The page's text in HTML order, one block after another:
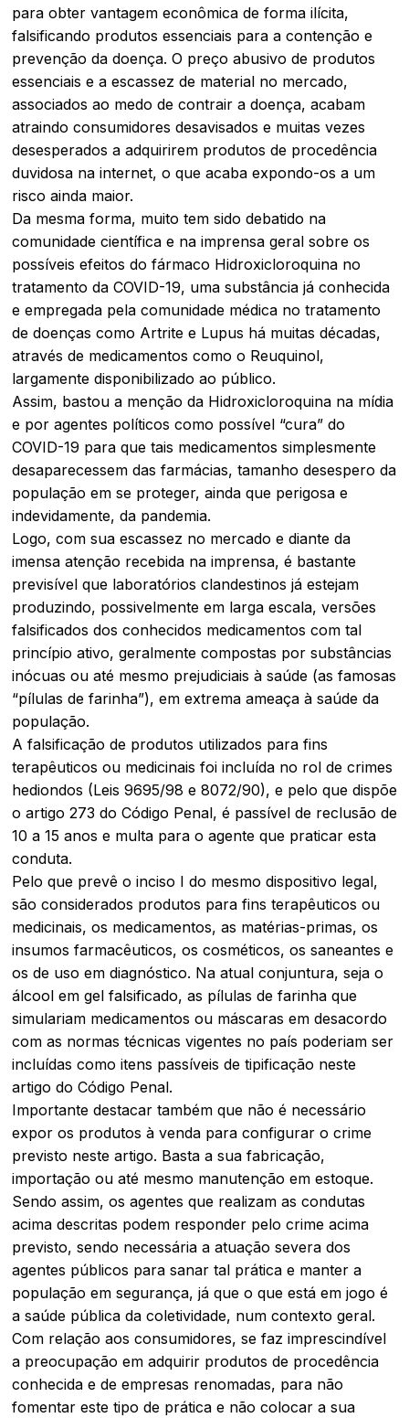
para obter vantagem econômica de forma ilícita,
falsificando produtos essenciais para a contenção e
prevenção da doença. O preço abusivo de produtos
essenciais e a escassez de material no mercado,
associados ao medo de contrair a doença, acabam
atraindo consumidores desavisados e muitas vezes
desesperados a adquirirem produtos de procedência
duvidosa na internet, o que acaba expondo-os a um
risco ainda maior.
Da mesma forma, muito tem sido debatido na
comunidade científica e na imprensa geral sobre os
possíveis efeitos do fármaco Hidroxicloroquina no
tratamento da COVID-19, uma substância já conhecida
e empregada pela comunidade médica no tratamento
de doenças como Artrite e Lupus há muitas décadas,
através de medicamentos como o Reuquinol,
largamente disponibilizado ao público.
Assim, bastou a menção da Hidroxicloroquina na mídia
e por agentes políticos como possível “cura” do
COVID-19 para que tais medicamentos simplesmente
desaparecessem das farmácias, tamanho desespero da
população em se proteger, ainda que perigosa e
indevidamente, da pandemia.
Logo, com sua escassez no mercado e diante da
imensa atenção recebida na imprensa, é bastante
previsível que laboratórios clandestinos já estejam
produzindo, possivelmente em larga escala, versões
falsificados dos conhecidos medicamentos com tal
princípio ativo, geralmente compostas por substâncias
inócuas ou até mesmo prejudiciais à saúde (as famosas
“pílulas de farinha”), em extrema ameaça à saúde da
população.
A falsificação de produtos utilizados para fins
terapêuticos ou medicinais foi incluída no rol de crimes
hediondos (Leis 9695/98 e 8072/90), e pelo que dispõe
o artigo 273 do Código Penal, é passível de reclusão de
10 a 15 anos e multa para o agente que praticar esta
conduta.
Pelo que prevê o inciso I do mesmo dispositivo legal,
são considerados produtos para fins terapêuticos ou
medicinais, os medicamentos, as matérias-primas, os
insumos farmacêuticos, os cosméticos, os saneantes e
os de uso em diagnóstico. Na atual conjuntura, seja o
álcool em gel falsificado, as pílulas de farinha que
simulariam medicamentos ou máscaras em desacordo
com as normas técnicas vigentes no país poderiam ser
incluídas como itens passíveis de tipificação neste
artigo do Código Penal.
Importante destacar também que não é necessário
expor os produtos à venda para configurar o crime
previsto neste artigo. Basta a sua fabricação,
importação ou até mesmo manutenção em estoque.
Sendo assim, os agentes que realizam as condutas
acima descritas podem responder pelo crime acima
previsto, sendo necessária a atuação severa dos
agentes públicos para sanar tal prática e manter a
população em segurança, já que o que está em jogo é
a saúde pública da coletividade, num contexto geral.
Com relação aos consumidores, se faz imprescindível
a preocupação em adquirir produtos de procedência
conhecida e de empresas renomadas, para não
fomentar este tipo de prática e não colocar a sua